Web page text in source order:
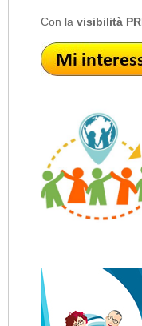
Con la visibilità